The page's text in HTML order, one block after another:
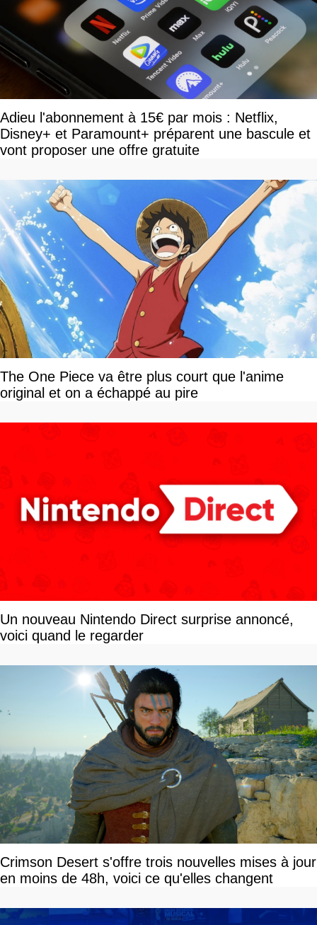
Adieu l'abonnement à 15€ par mois : Netflix,
Disney+ et Paramount+ préparent une bascule et
vont proposer une offre gratuite
The One Piece va être plus court que l'anime
original et on a échappé au pire
Un nouveau Nintendo Direct surprise annoncé,
voici quand le regarder
Crimson Desert s'offre trois nouvelles mises à jour
en moins de 48h, voici ce qu'elles changent